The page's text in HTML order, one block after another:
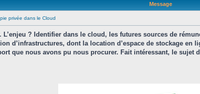
Message
privée dans le Cloud
L’enjeu ? Identifier dans le cloud, les futures sources de
d’infrastructures, dont la location d’espace de stockage
que nous avons pu nous procurer. Fait intéressant, le